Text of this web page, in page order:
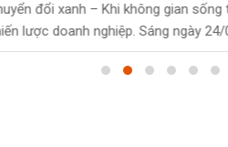
Nhằm mục đích vung đắp ý thức, tư
người trong công việc. Công ty...